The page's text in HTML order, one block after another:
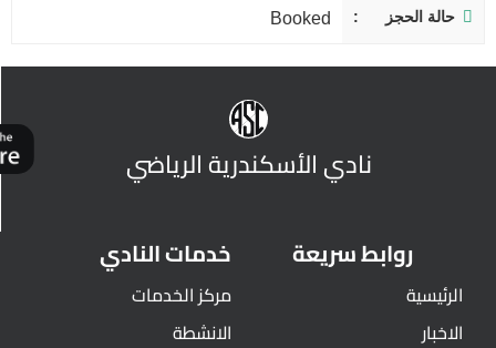
حالة الحجز Booked
نادي الأسكندرية الرياضي
روابط سريعة
الرئيسية
الاخبار
خدمات النادي
مركز الخدمات
الانشطة